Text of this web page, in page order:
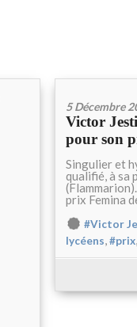
5 Décembre
Victor
pour son
Singulier et
qualifié, à sa
prix Femina
#Victor
lycéens,#prix,